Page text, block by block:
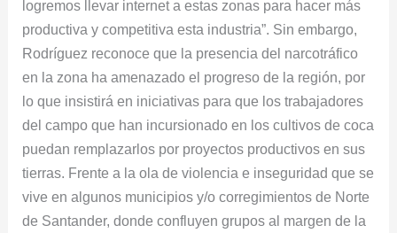
logremos llevar internet a estas zonas para hacer más
productiva y competitiva esta industria”. Sin embargo,
Rodríguez reconoce que la presencia del narcotráfico
en la zona ha amenazado el progreso de la región, por
lo que insistirá en iniciativas para que los trabajadores
del campo que han incursionado en los cultivos de coca
puedan remplazarlos por proyectos productivos en sus
tierras. Frente a la ola de violencia e inseguridad que se
vive en algunos municipios y/o corregimientos de Norte
de Santander, donde confluyen grupos al margen de la